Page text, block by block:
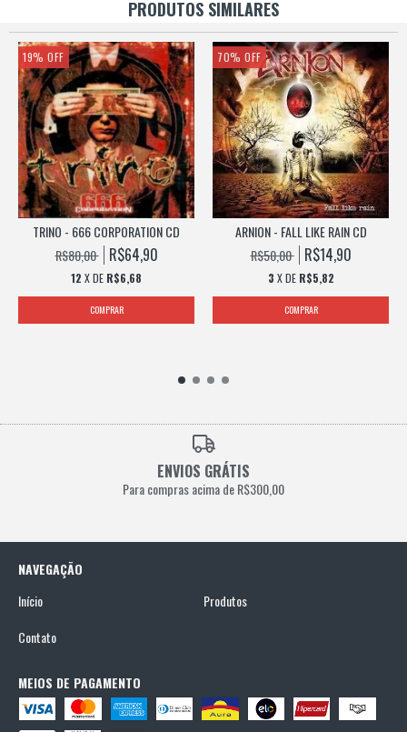
PRODUTOS SIMILARES
19% OFF
TRINO - 666 CORPORATION CD
R$80,00 R$64,90
12 X DE R$6,68
70% OFF
ARNION - FALL LIKE RAIN CD
R$50,00 R$14,90
3 X DE R$5,82
ENVIOS GRÁTIS
Para compras acima de R$300,00
NAVEGAÇÃO
Início
Produtos
Contato
MEIOS DE PAGAMENTO